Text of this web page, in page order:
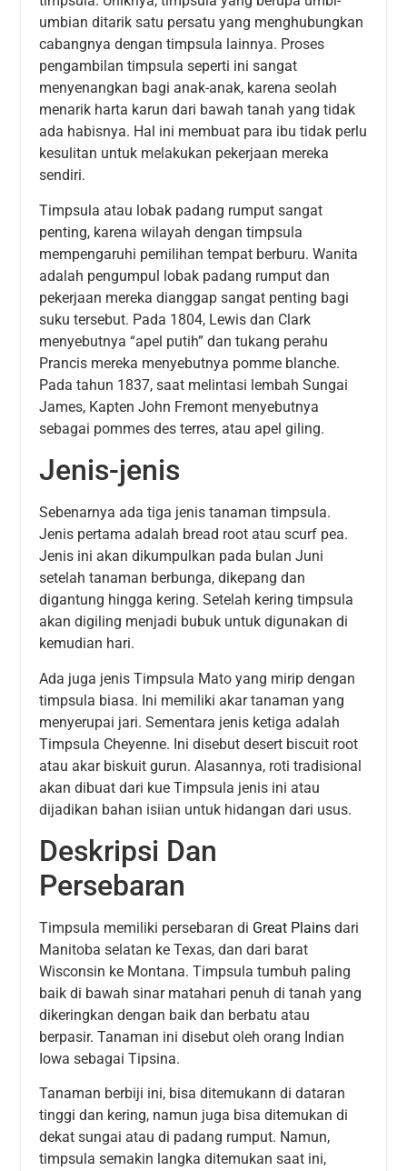
umbian ditarik satu persatu yang menghubungkan
cabangnya dengan timpsula lainnya. Proses
pengambilan timpsula seperti ini sangat
menyenangkan bagi anak-anak, karena seolah
menarik harta karun dari bawah tanah yang tidak
ada habisnya. Hal ini membuat para ibu tidak perlu
kesulitan untuk melakukan pekerjaan mereka
sendiri.
Timpsula atau lobak padang rumput sangat
penting, karena wilayah dengan timpsula
mempengaruhi pemilihan tempat berburu. Wanita
adalah pengumpul lobak padang rumput dan
pekerjaan mereka dianggap sangat penting bagi
suku tersebut. Pada 1804, Lewis dan Clark
menyebutnya “apel putih” dan tukang perahu
Prancis mereka menyebutnya pomme blanche.
Pada tahun 1837, saat melintasi lembah Sungai
James, Kapten John Fremont menyebutnya
sebagai pommes des terres, atau apel giling.
Jenis-jenis
Sebenarnya ada tiga jenis tanaman timpsula.
Jenis pertama adalah bread root atau scurf pea.
Jenis ini akan dikumpulkan pada bulan Juni
setelah tanaman berbunga, dikepang dan
digantung hingga kering. Setelah kering timpsula
akan digiling menjadi bubuk untuk digunakan di
kemudian hari.
Ada juga jenis Timpsula Mato yang mirip dengan
timpsula biasa. Ini memiliki akar tanaman yang
menyerupai jari. Sementara jenis ketiga adalah
Timpsula Cheyenne. Ini disebut desert biscuit root
atau akar biskuit gurun. Alasannya, roti tradisional
akan dibuat dari kue Timpsula jenis ini atau
dijadikan bahan isiian untuk hidangan dari usus.
Deskripsi Dan
Persebaran
Timpsula memiliki persebaran di Great Plains dari
Manitoba selatan ke Texas, dan dari barat
Wisconsin ke Montana. Timpsula tumbuh paling
baik di bawah sinar matahari penuh di tanah yang
dikeringkan dengan baik dan berbatu atau
berpasir. Tanaman ini disebut oleh orang Indian
Iowa sebagai Tipsina.
Tanaman berbiji ini, bisa ditemukann di dataran
tinggi dan kering, namun juga bisa ditemukan di
dekat sungai atau di padang rumput. Namun,
timpsula semakin langka ditemukan saat ini,